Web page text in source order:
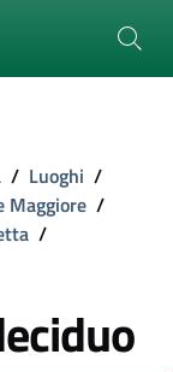
/ Luoghi /
Maggiore /
/